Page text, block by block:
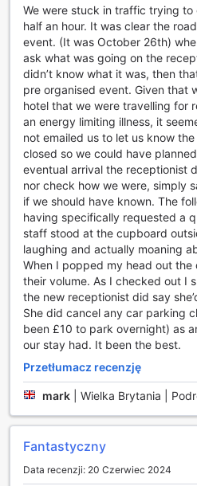
prasowania, co sprawia, że
znacznie łatwiejsze. Dla tych,
swoim pokoju, dostępna jest
która pozwala na zamówienie
bezpośrednio do swojego
W hotelu zapewniono również
Internetu w przestrzeniach
bezpłatne Wi-Fi w każdym
łączenie się z siecią w
goście mogą skorzystać z
jest szczególnie przydatne w
Codzienne sprzątanie pokoi
będzie cieszył się czystym i
podnosi komfort pobytu w tym
Udogodnienia transportowe w
The Talbot Inn w Ripley
transportowych, które
podczas pobytu. Goście mogą
miejscu, co ułatwia
jednak pamiętać, że obowiązują
uwzględnić w planowaniu wizyty.
Dodatkowo, hotel zapewnia
umożliwia łatwe
dotarcie do pobliskich atrakcji
zakupu biletów, co pozwala na
wycieczek i atrakcji w regionie.
We were stuck in traffic trying
half an hour. It was clear the
event. (It was October 26th)
ask what was going on the
didn’t know what it was, then
pre organised event. Given that
hotel that we were travelling for
an energy limiting illness, it
not emailed us to let us know
closed so we could have
eventual arrival the receptionist
nor check how we were, simply
if we should have known. The
having specifically requested a
staff stood at the cupboard
laughing and actually moaning
When I popped my head out
their volume. As I checked out I
the new receptionist did say
She did cancel any car parking
been £10 to park overnight) as
our stay had. It been the best.
Przetłumacz recenzję
mark Wielka Brytania |
Fantastyczny
Data recenzji: 20 Czerwiec 2024